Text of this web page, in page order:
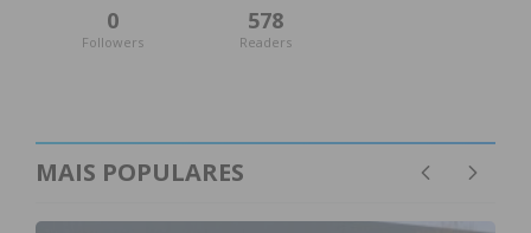
0
Followers
578
Readers
MAIS POPULARES